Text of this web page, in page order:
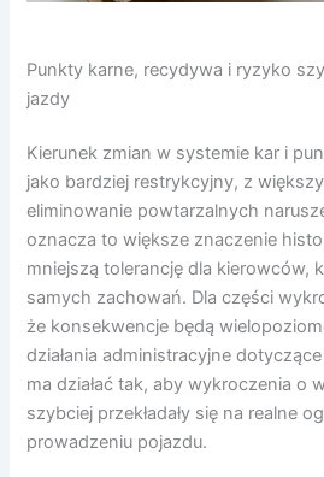
Punkty karne, recydywa i ryzyko
jazdy
Kierunek zmian w systemie kar i
jako bardziej restrykcyjny, z
eliminowanie powtarzalnych
oznacza to większe znaczenie
mniejszą tolerancję dla kierowców,
samych zachowań. Dla części
że konsekwencje będą
działania administracyjne
ma działać tak, aby wykroczenia o
szybciej przekładały się na realne
prowadzeniu pojazdu.